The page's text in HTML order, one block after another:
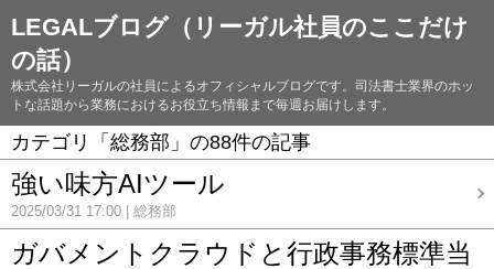
LEGALブログ（リーガル社員のここだけ
の話）
株式会社リーガルの社員によるオフィシャルブログです。司法書士業界のホッ
トな話題から業務におけるお役立ち情報まで毎週お届けします。
カテゴリ「総務部」の88件の記事
強い味方AIツール
2025/03/31 17:00 総務部
ガバメントクラウドと行政事務標準当